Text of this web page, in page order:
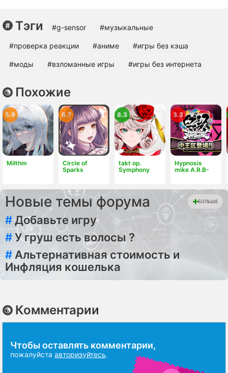
Тэги #g-sensor #музыкальные
#проверка реакции #аниме #игры без кэша
#моды #взломанные игры #игры без интернета
Похожие
Milthm
5.9
Circle of
Sparks
6.7
takt op.
Symphony
8.3
Hypnosis
mike A.R.B-
3.3
Новые темы форума БОЛЬШЕ
#Добавьте игру
#У груш есть волосы ?
# Альтернативная стоимость и
Инфляция кошелька
Комментарии
Чтобы оставлять комментарии,
пожалуйста авторизуйтесь.